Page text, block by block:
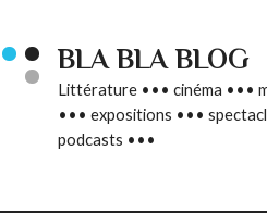
BLA BLA BLOG
Littérature ••• cinéma •••
••• expositions •••
podcasts •••